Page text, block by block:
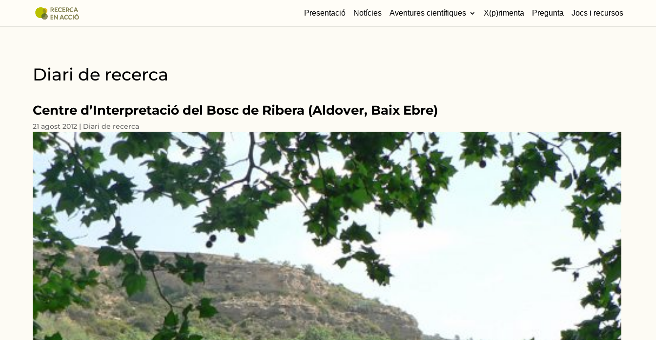
Presentació Notícies Aventures científiques X(p)rimenta Pregunta Jocs i recursos
Diari de recerca
Centre d’Interpretació del Bosc de Ribera (Aldover, Baix Ebre)
21 agost 2012 | Diari de recerca